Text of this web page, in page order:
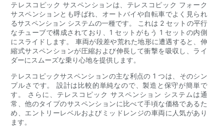
テレスコピック サスペンションは、テレスコピック フォーク
サスペンションとも呼ばれ、オートバイや自転車でよく見られ
るサスペンション システムの一種です。 これは 2 セットの平行
なチューブで構成されており、1 セットがもう 1 セットの内側
にスライドします。 車両が段差や荒れた地形に遭遇すると、伸
縮式サスペンションが圧縮および伸長して衝撃を吸収し、ライ
ダーにスムーズな乗り心地を提供します。
テレスコピックサスペンションの主な利点の 1 つは、そのシン
プルさです。 設計は比較的単純なので、製造と保守が簡単で
す。 さらに、テレスコピック サスペンション システムは通
常、他のタイプのサスペンションに比べて手頃な価格であるた
め、エントリーレベルおよびミッドレンジの車両に人気があり
ます。